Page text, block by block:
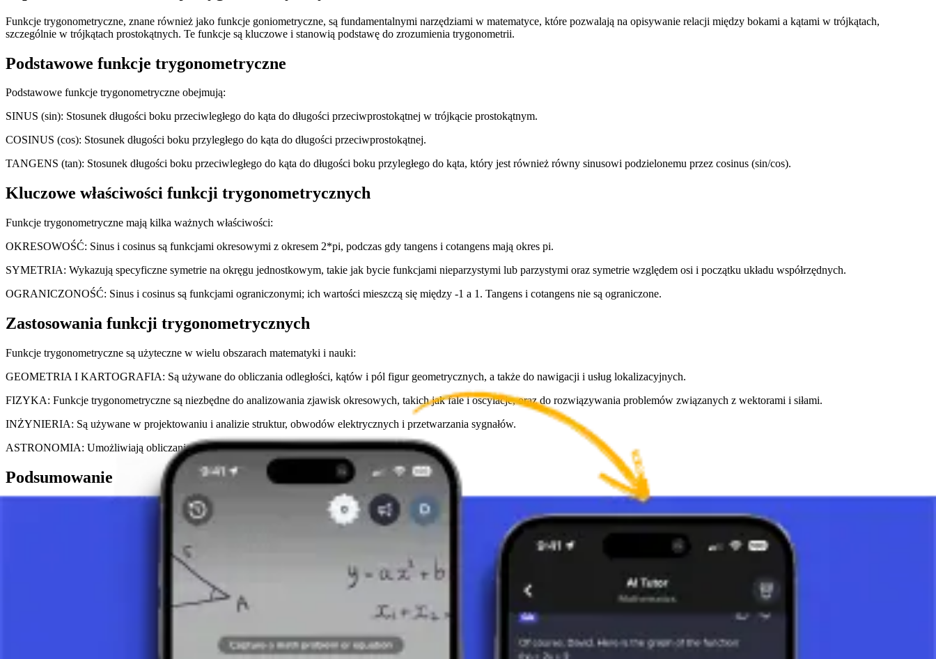
Funkcje trygonometryczne, znane również jako funkcje goniometryczne, są fundamentalnymi narzędziami w matematyce, które pozwalają na opisywanie relacji między bokami a kątami w trójkątach,
szczególnie w trójkątach prostokątnych. Te funkcje są kluczowe i stanowią podstawę do zrozumienia trygonometrii.
Podstawowe funkcje trygonometryczne
Podstawowe funkcje trygonometryczne obejmują:
SINUS (sin): Stosunek długości boku przeciwległego do kąta do długości przeciwprostokątnej w trójkącie prostokątnym.
COSINUS (cos): Stosunek długości boku przyległego do kąta do długości przeciwprostokątnej.
TANGENS (tan): Stosunek długości boku przeciwległego do kąta do długości boku przyległego do kąta, który jest również równy sinusowi podzielonemu przez cosinus (sin/cos).
Kluczowe właściwości funkcji trygonometrycznych
Funkcje trygonometryczne mają kilka ważnych właściwości:
OKRESOWOŚĆ: Sinus i cosinus są funkcjami okresowymi z okresem 2*pi, podczas gdy tangens i cotangens mają okres pi.
SYMETRIA: Wykazują specyficzne symetrie na okręgu jednostkowym, takie jak bycie funkcjami nieparzystymi lub parzystymi oraz symetrie względem osi i początku układu współrzędnych.
OGRANICZONOŚĆ: Sinus i cosinus są funkcjami ograniczonymi; ich wartości mieszczą się między -1 a 1. Tangens i cotangens nie są ograniczone.
Zastosowania funkcji trygonometrycznych
Funkcje trygonometryczne są użyteczne w wielu obszarach matematyki i nauki:
GEOMETRIA I KARTOGRAFIA: Są używane do obliczania odległości, kątów i pól figur geometrycznych, a także do nawigacji i usług lokalizacyjnych.
FIZYKA: Funkcje trygonometryczne są niezbędne do analizowania zjawisk okresowych, takich jak fale i oscylacje, oraz do rozwiązywania problemów związanych z wektorami i siłami.
INŻYNIERIA: Są używane w projektowaniu i analizie struktur, obwodów elektrycznych i przetwarzania sygnałów.
ASTRONOMIA: Umożliwiają obliczanie pozycji i ruchów ciał niebieskich.
Podsumowanie
Te funkcje są fundamentalnymi elementami trygonometrii, pozwalając na precyzyjną analizę i zrozumienie zjawisk geometrycznych i fizycznych. Ich wszechstronne zastosowanie i połączenie z różnymi
tożsamościami matematycznymi klasyfikują je wśród podstawowych narzędzi w matematyce, naukach przyrodniczych i dyscyplinach technicznych. Badanie i używanie funkcji trygonometrycznych są kluczowe
dla rozwoju nowych technologii, odkryć naukowych i ulepszania rozwiązań inżynieryjnych, co potwierdza ich ogromną wartość. Zrozumienie funkcji trygonometrycznych otwiera drzwi do szerokiego zakresu
zastosowań, od rozwiązywania praktycznych problemów po eksplorację fundamentalnych praw natury.
Zrób zdjęcie zadania i skorzystaj z pomocy AI tutor.